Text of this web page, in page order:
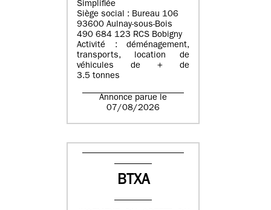
Simplifiée
Siège social : Bureau 106
93600 Aulnay-sous-Bois
490 684 123 RCS Bobigny
Activité : déménagement,
transports, location de
véhicules de + de
3.5 tonnes
Annonce parue le
07/08/2026
BTXA